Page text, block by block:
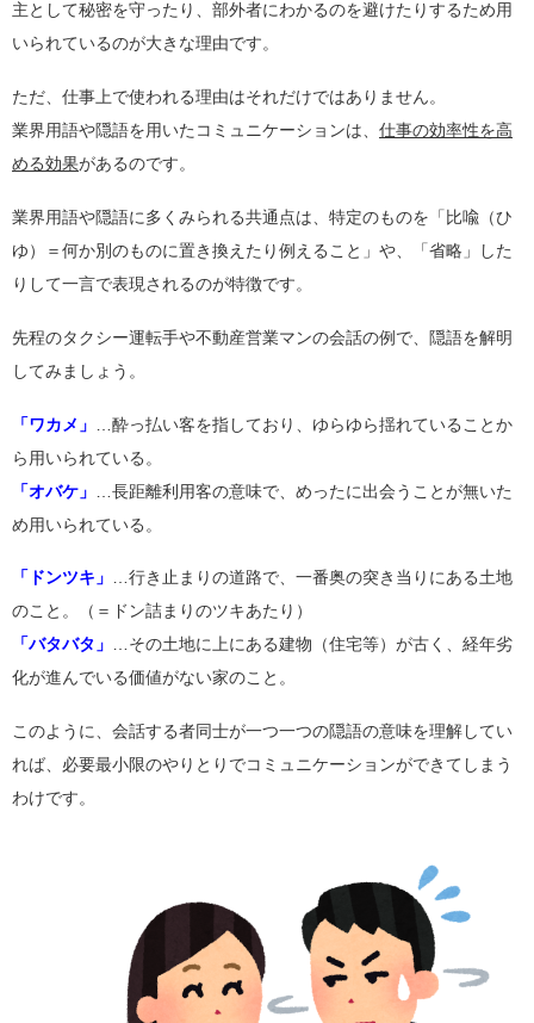
主として秘密を守ったり、部外者にわかるのを避けたりするため用
いられているのが大きな理由です。
ただ、仕事上で使われる理由はそれだけではありません。
業界用語や隠語を用いたコミュニケーションは、 仕事の効率性を高
める効果があるのです。
業界用語や隠語に多くみられる共通点は、特定のものを「比喩（ひ
ゆ）＝何か別のものに置き換えたり例えること」や、「省略」した
りして一言で表現されるのが特徴です。
先程のタクシー運転手や不動産営業マンの会話の例で、隠語を解明
してみましょう。
「ワカメ」
…酔っ払い客を指しており、ゆらゆら揺れていることか
ら用いられている。
「オバケ」
…長距離利用客の意味で、めったに出会うことが無いた
め用いられている。
「ドンツキ」
…行き止まりの道路で、一番奥の突き当りにある土地
のこと。（＝ドン詰まりのツキあたり）
「バタバタ」
…その土地に上にある建物（住宅等）が古く、経年劣
化が進んでいる価値がない家のこと。
このように、会話する者同士が一つ一つの隠語の意味を理解してい
れば、必要最小限のやりとりでコミュニケーションができてしまう
わけです。